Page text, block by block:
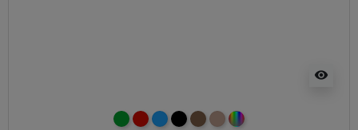
visibility
zielonyczerwony
niebieski
czarnybrązowy
jasnobrązowy
wybór koloru